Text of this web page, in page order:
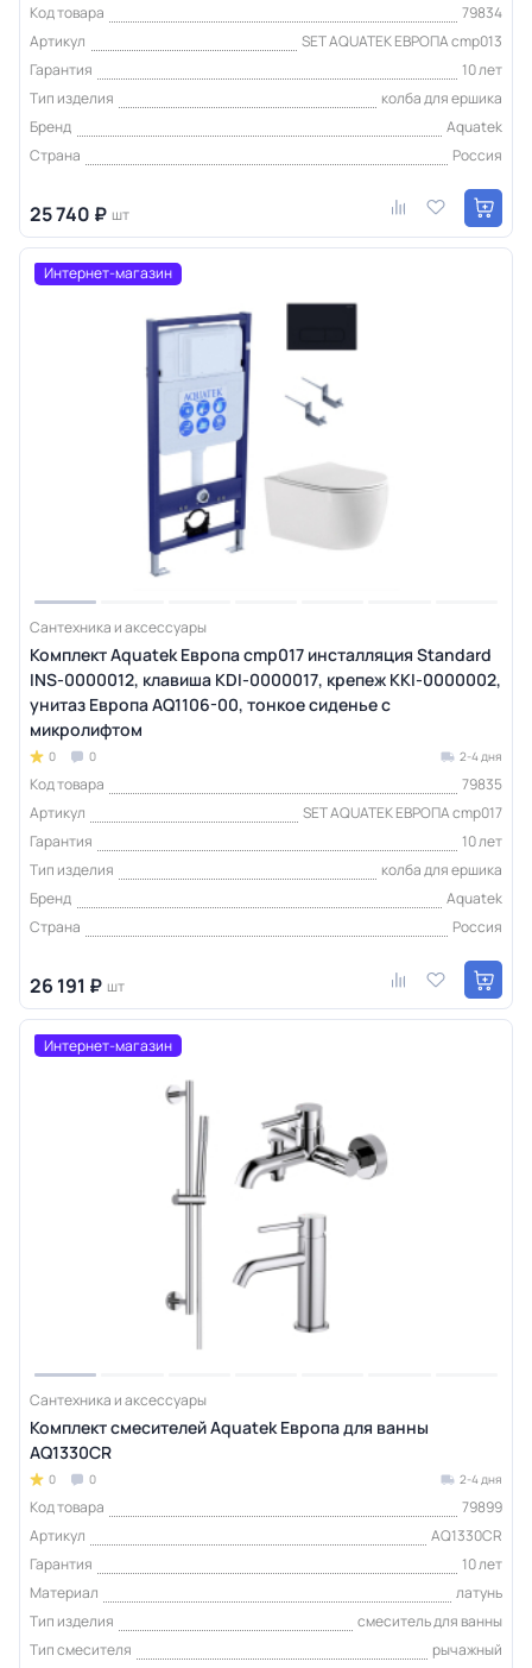
Код товара
79834
Артикул
SET AQUATEK ЕВРОПА cmp013
Гарантия
10 лет
Тип изделия
колба для ершика
Бренд
Aquatek
Страна
Россия
25 740 ₽ шт
Интернет-магазин
Сантехника и аксессуары
Комплект Aquatek Европа cmp017 инсталляция Standard
INS-0000012, клавиша KDI-0000017, крепеж KKI-0000002,
унитаз Европа AQ1106-00, тонкое сиденье с
микролифтом
0 0 2-4 дня
Код товара
79835
Артикул
SET AQUATEK ЕВРОПА cmp017
Гарантия
10 лет
Тип изделия
колба для ершика
Бренд
Aquatek
Страна
Россия
26 191 ₽ шт
Интернет-магазин
Сантехника и аксессуары
Комплект смесителей Aquatek Европа для ванны
AQ1330CR
0 0 2-4 дня
Код товара
79899
Артикул
AQ1330CR
Гарантия
10 лет
Материал
латунь
Тип изделия
смеситель для ванны
Тип смесителя
рычажный